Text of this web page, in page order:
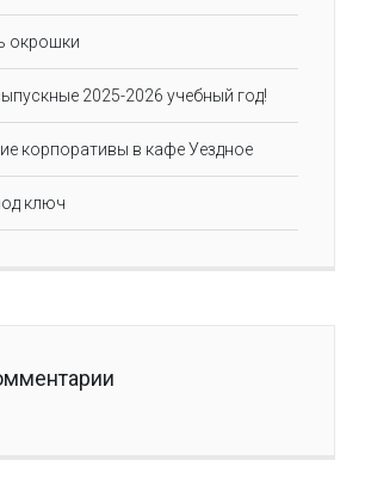
окрошки
2025-2026 учебный год!
корпоративы в кафе Уездное
ключ